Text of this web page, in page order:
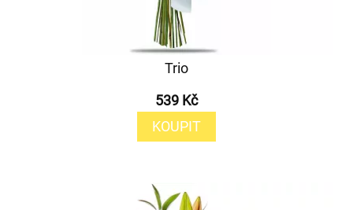
Trio
539 Kč
KOUPIT